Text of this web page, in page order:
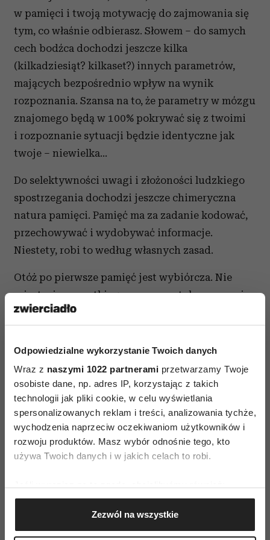
Odpowiedzialne wykorzystanie Twoich danych
Wraz z naszymi 1022 partnerami przetwarzamy Twoje
osobiste dane, np. adres IP, korzystając z takich
technologii jak pliki cookie, w celu wyświetlania
spersonalizowanych reklam i treści, analizowania tychże,
wychodzenia naprzeciw oczekiwaniom użytkowników i
rozwoju produktów. Masz wybór odnośnie tego, kto
używa Twoich danych i w jakich celach to robi.
Gromadzić dane dotyczące Twojej lokalizacji
geograficznej z dokładnością nawet do kilku metrów
Identyfikować Twoje urządzenie, aktywnie
Zezwól na wszystkie
w pamięci i twoją motywację do zajmowania się
tym, co właśnie odbierasz. Słowem – do samych
cech bodźca dochodzi jeszcze kilka
(kilkadziesiąt? kilkaset?) innych parametrów,
mających bezpośrednio wpływ na wynik
rozpoznania. Szansa na to, że parametry w mózgu
znajomego będą w 100% pokrywać się z twoimi
i rozpoznanie sytuacji będzie identyczne jak
twoje – niewielka…
Do selektywności uwagi i złożoności ludzkiego
spostrzegania dochodzi jeszcze chimeryczna
natura pamięci. Pamięć ma za zadanie kodować,
przechowywać i wydobywać informacje.
Niestety, robi to według własnych zasad.
Otóż po pierwsze pamięć jest wybiórcza. Nie
rejestruje wszystkiego co nas spotyka, czasami
coś jej umyka – to akurat wszyscy wiemy i chyba
Niestety, równie często „rejestruje” też to, co
byśmy chcieli, a co niekoniecznie wydarzyło się
naprawdę. Słowem – możesz „przypominać
sobie” to, co nigdy ci się nie przydarzyło…
Pamięć chętnie czerpie z podobnych ściągawek
co mózg przy spostrzeganiu – z twoich i cudzych
oczekiwań, doświadczeń, wiedzy itp. Chce
i motywację. W sumie to miłe, że nasze
wewnętrzne mechanizmy odbioru
rzeczywistości tak o nas dbają, ale jak rzetelnie